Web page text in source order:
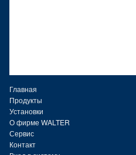
Главная
Продукты
Установки
О фирме WALTER
Сервис
Контакт